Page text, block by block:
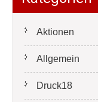
Aktionen
Allgemein
Druck18